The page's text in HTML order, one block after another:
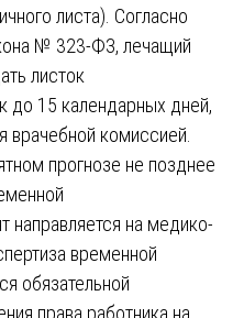
листа). Согласно
№ 323-ФЗ, лечащий
листок
до 15 календарных дней,
врачебной комиссией.
прогнозе не позднее
направляется на медико-
временной
обязательной
права работника на